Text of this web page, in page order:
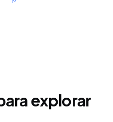
explorar